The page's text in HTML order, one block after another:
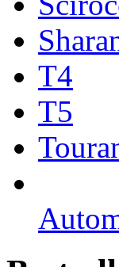
T4
T5